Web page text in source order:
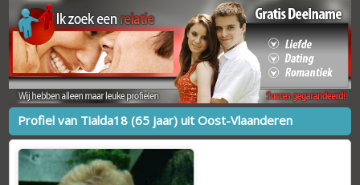
Profiel van Tialda18 (65 jaar) uit Oost-Vlaanderen